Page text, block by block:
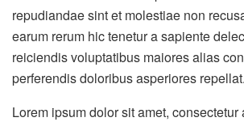
repudiandae sint et molestiae non
earum rerum hic tenetur a sapiente
reiciendis voluptatibus maiores alias
perferendis doloribus asperiores repellat.
Lorem ipsum dolor sit amet,